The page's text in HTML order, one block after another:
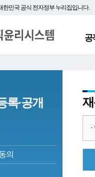
대
바
로
본
로
가
한민국 공식 전자정부 누리집입니다.
공
록·공개
의